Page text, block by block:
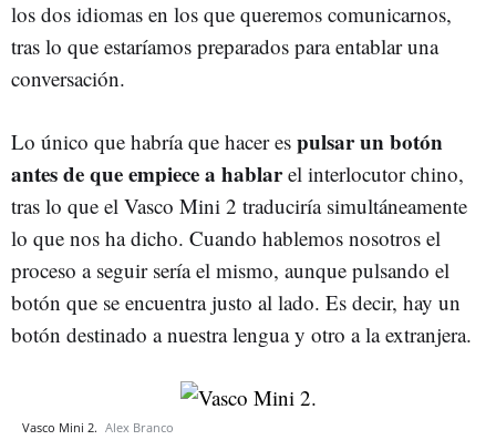
los dos idiomas en los que queremos comunicarnos,
tras lo que estaríamos preparados para entablar una
conversación.
Lo único que habría que hacer es pulsar un botón
antes de que empiece a hablarel interlocutor chino,
tras lo que el Vasco Mini 2 traduciría simultáneamente
lo que nos ha dicho. Cuando hablemos nosotros el
proceso a seguir sería el mismo, aunque pulsando el
botón que se encuentra justo al lado. Es decir, hay un
botón destinado a nuestra lengua y otro a la extranjera.
Vasco Mini 2. Alex Branco